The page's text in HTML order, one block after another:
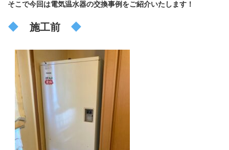
そこで今回は電気温水器の交換事例をご紹介いたします！
施工前